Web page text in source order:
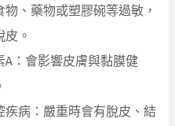
、藥物或塑膠碗等過敏，
。
：會影響皮膚與黏膜健
疾病：嚴重時會有脫皮、結